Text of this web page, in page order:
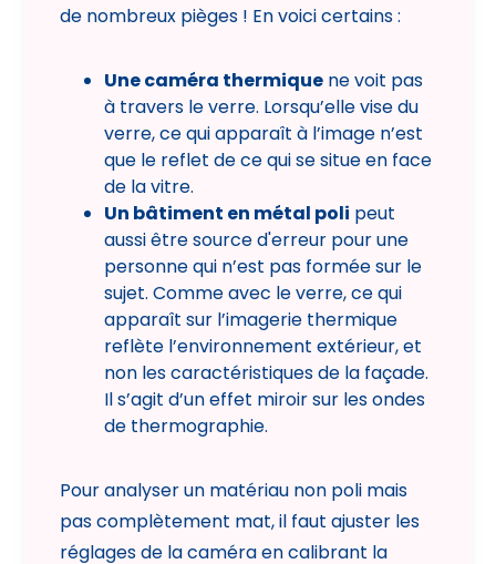
de nombreux pièges ! En voici certains :
Une caméra thermique ne voit pas
à travers le verre. Lorsqu’elle vise du
verre, ce qui apparaît à l’image n’est
que le reflet de ce qui se situe en face
de la vitre.
Un bâtiment en métal poli peut
aussi être source d'erreur pour une
personne qui n’est pas formée sur le
sujet. Comme avec le verre, ce qui
apparaît sur l’imagerie thermique
reflète l’environnement extérieur, et
non les caractéristiques de la façade.
Il s’agit d’un effet miroir sur les ondes
de thermographie.
Pour analyser un matériau non poli mais
pas complètement mat, il faut ajuster les
réglages de la caméra en calibrant la